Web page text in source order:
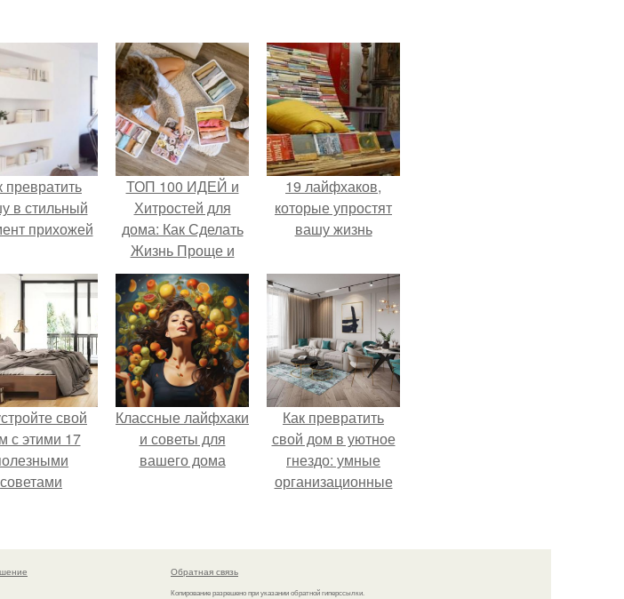
превратить
в стильный
прихожей
ТОП 100 ИДЕЙ и
Хитростей для
дома: Как Сделать
Жизнь Проще и
Удобнее
19 лайфхаков,
которые упростят
вашу жизнь
свой
с этими 17
советами
Классные лайфхаки
и советы для
вашего дома
Как превратить
свой дом в уютное
гнездо: умные
организационные
Обратная связь
Копирование разрешено при указании обратной гиперссылки.